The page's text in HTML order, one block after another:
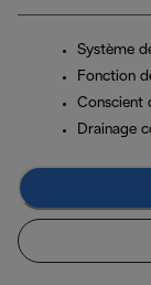
Système
Fonction
Conscient
Drainage